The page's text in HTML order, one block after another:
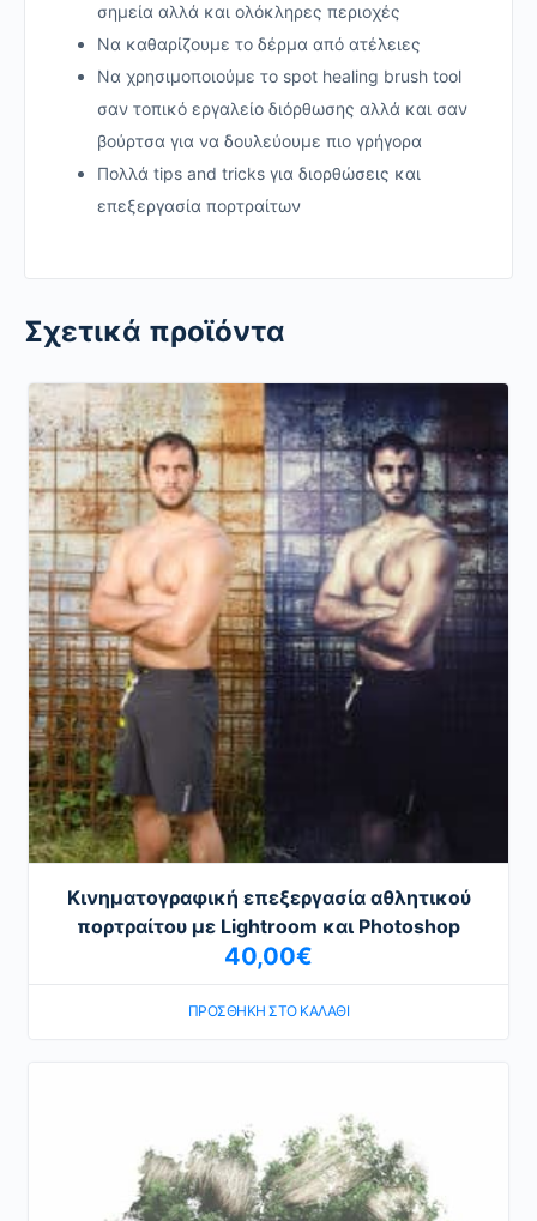
σημεία αλλά και ολόκληρες περιοχές
Να καθαρίζουμε το δέρμα από ατέλειες
Να χρησιμοποιούμε το spot healing brush tool
σαν τοπικό εργαλείο διόρθωσης αλλά και σαν
βούρτσα για να δουλεύουμε πιο γρήγορα
Πολλά tips and tricks για διορθώσεις και
επεξεργασία πορτραίτων
Σχετικά προϊόντα
Κινηματογραφική επεξεργασία αθλητικού
πορτραίτου με Lightroom και Photoshop
40,00€
ΠΡΟΣΘΉΚΗ ΣΤΟ ΚΑΛΆΘΙ